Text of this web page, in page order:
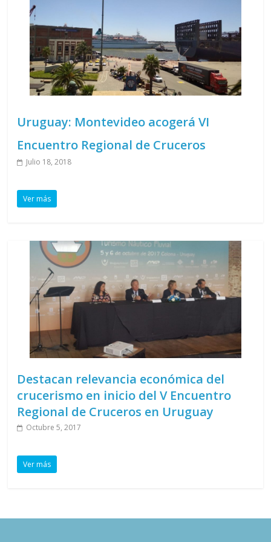
Uruguay: Montevideo acogerá VI
Encuentro Regional de Cruceros
Julio 18, 2018
Ver más
Destacan relevancia económica del
crucerismo en inicio del V Encuentro
Regional de Cruceros en Uruguay
Octubre 5, 2017
Ver más